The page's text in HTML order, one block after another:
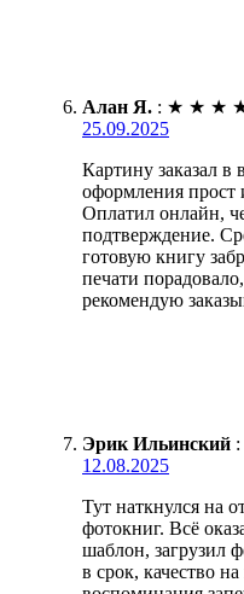
Алан Я. : ★ ★ ★
25.09.2025
Картину заказал
оформления прост
Оплатил онлайн,
подтверждение.
готовую книгу
печати
рекомендую
Эрик Ильинский :
12.08.2025
Тут наткнулся на
фотокниг. Всё
шаблон, загрузил
в срок, качество